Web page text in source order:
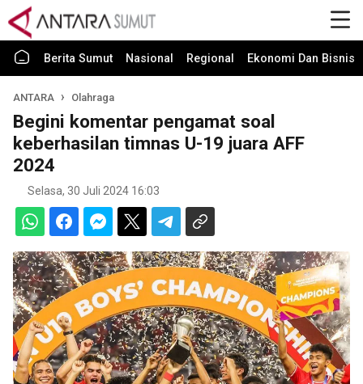
Berita Sumut Nasional Regional Ekonomi Dan Bisnis
ANTARA Olahraga
Begini komentar pengamat soal
keberhasilan timnas U-19 juara AFF
2024
Selasa, 30 Juli 2024 16:03